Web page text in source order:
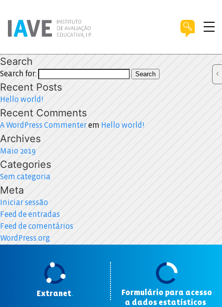
Search
Search for: Search
Recent Posts
Hello world!
Recent Comments
A WordPress Commenterem Hello world!
Archives
Maio 2019
Categories
Sem categoria
Meta
Iniciar sessão
Feed de entradas
Feed de comentários
WordPress.org
Extranet.
Formulário para acesso
a dados estatísticos